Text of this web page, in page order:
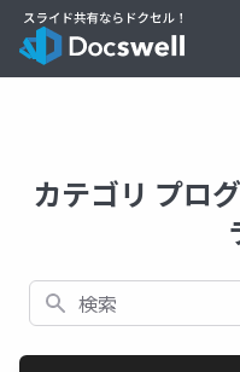
カテゴリ プロ
検索